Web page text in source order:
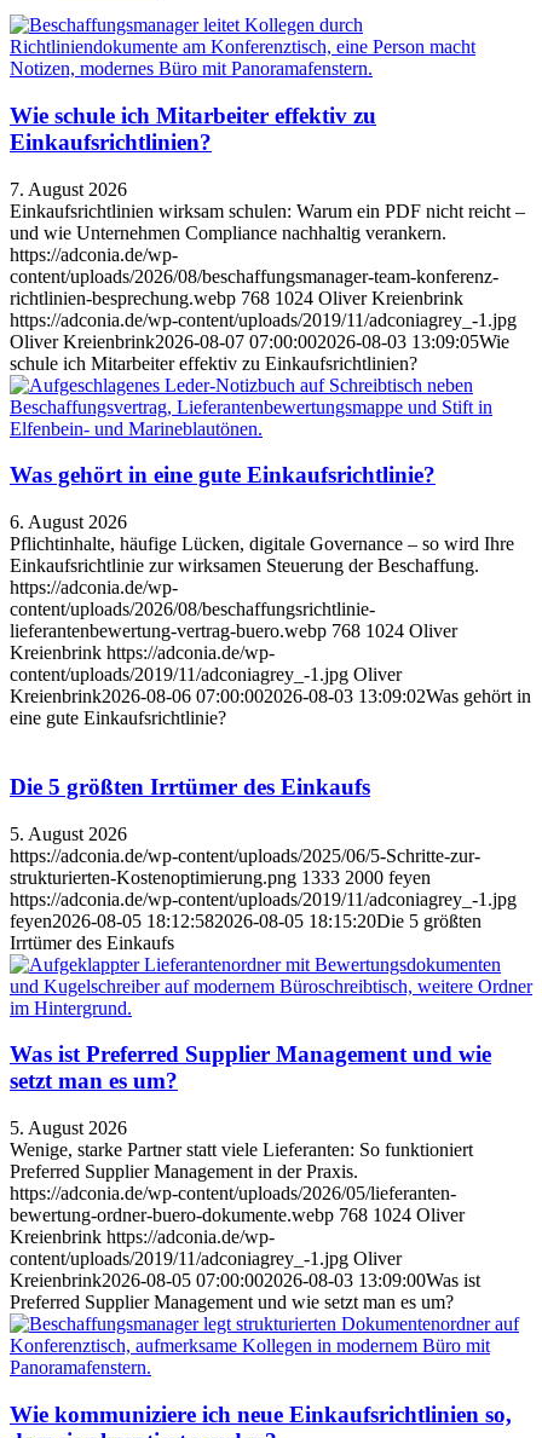
Wie schule ich Mitarbeiter effektiv zu
Einkaufsrichtlinien?
7. August 2026
Einkaufsrichtlinien wirksam schulen: Warum ein PDF nicht reicht –
und wie Unternehmen Compliance nachhaltig verankern.
https://adconia.de/wp-
content/uploads/2026/08/beschaffungsmanager-team-konferenz-
richtlinien-besprechung.webp 768 1024 Oliver Kreienbrink
https://adconia.de/wp-content/uploads/2019/11/adconiagrey_-1.jpg
Oliver Kreienbrink2026-08-07 07:00:002026-08-03 13:09:05Wie
schule ich Mitarbeiter effektiv zu Einkaufsrichtlinien?
Was gehört in eine gute Einkaufsrichtlinie?
6. August 2026
Pflichtinhalte, häufige Lücken, digitale Governance – so wird Ihre
Einkaufsrichtlinie zur wirksamen Steuerung der Beschaffung.
https://adconia.de/wp-
content/uploads/2026/08/beschaffungsrichtlinie-
lieferantenbewertung-vertrag-buero.webp 768 1024 Oliver
Kreienbrink https://adconia.de/wp-
content/uploads/2019/11/adconiagrey_-1.jpg Oliver
Kreienbrink2026-08-06 07:00:002026-08-03 13:09:02Was gehört in
eine gute Einkaufsrichtlinie?
Die 5 größten Irrtümer des Einkaufs
5. August 2026
https://adconia.de/wp-content/uploads/2025/06/5-Schritte-zur-
strukturierten-Kostenoptimierung.png 1333 2000 feyen
https://adconia.de/wp-content/uploads/2019/11/adconiagrey_-1.jpg
feyen2026-08-05 18:12:582026-08-05 18:15:20Die 5 größten
Irrtümer des Einkaufs
Was ist Preferred Supplier Management und wie
setzt man es um?
5. August 2026
Wenige, starke Partner statt viele Lieferanten: So funktioniert
Preferred Supplier Management in der Praxis.
https://adconia.de/wp-content/uploads/2026/05/lieferanten-
bewertung-ordner-buero-dokumente.webp 768 1024 Oliver
Kreienbrink https://adconia.de/wp-
content/uploads/2019/11/adconiagrey_-1.jpg Oliver
Kreienbrink2026-08-05 07:00:002026-08-03 13:09:00Was ist
Preferred Supplier Management und wie setzt man es um?
Wie kommuniziere ich neue Einkaufsrichtlinien so,